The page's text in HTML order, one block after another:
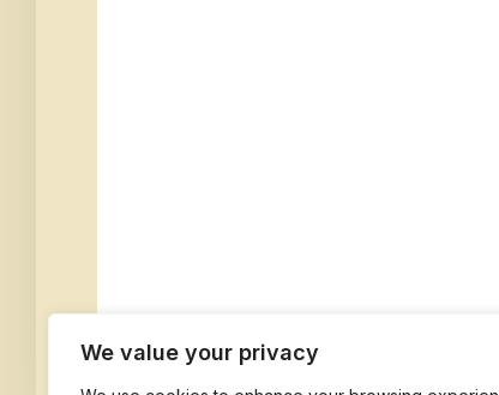
We value your privacy